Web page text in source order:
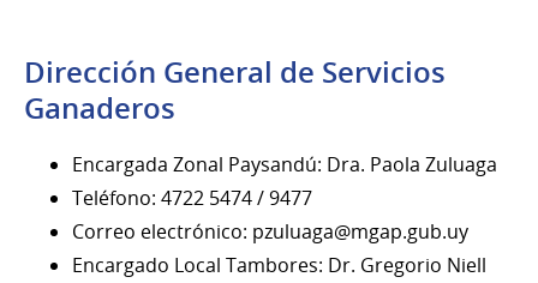
Dirección General de Servicios
Ganaderos
Encargada Zonal Paysandú: Dra. Paola Zuluaga
Teléfono: 4722 5474 / 9477
Correo electrónico: pzuluaga@mgap.gub.uy
Encargado Local Tambores: Dr. Gregorio Niell